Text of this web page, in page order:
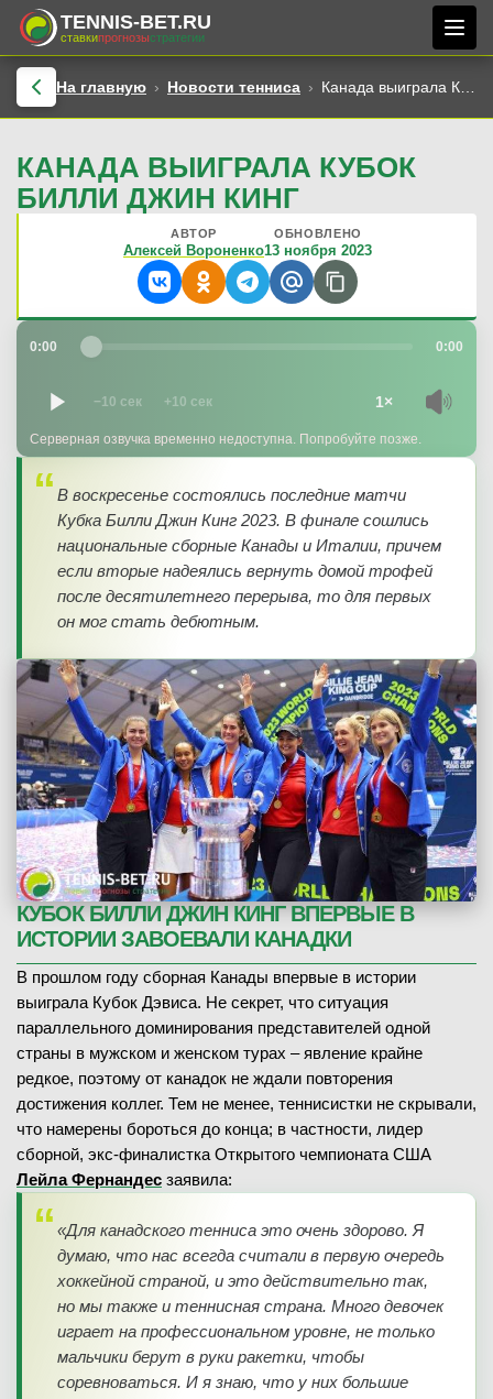
TENNIS-BET.RU
ставкипрогнозыстратегии
На главную Новости тенниса Канада выиграла Кубок Билли Джин Кинг
КАНАДА ВЫИГРАЛА КУБОК
БИЛЛИ ДЖИН КИНГ
АВТОР
Алексей Вороненко
ОБНОВЛЕНО
13 ноября 2023
0:00 0:00
−10 сек +10 сек 1×
Серверная озвучка временно недоступна. Попробуйте позже.
В воскресенье состоялись последние матчи
Кубка Билли Джин Кинг 2023. В финале сошлись
национальные сборные Канады и Италии, причем
если вторые надеялись вернуть домой трофей
после десятилетнего перерыва, то для первых
он мог стать дебютным.
КУБОК БИЛЛИ ДЖИН КИНГ ВПЕРВЫЕ В
ИСТОРИИ ЗАВОЕВАЛИ КАНАДКИ
В прошлом году сборная Канады впервые в истории
выиграла Кубок Дэвиса. Не секрет, что ситуация
параллельного доминирования представителей одной
страны в мужском и женском турах – явление крайне
редкое, поэтому от канадок не ждали повторения
достижения коллег. Тем не менее, теннисистки не скрывали,
что намерены бороться до конца; в частности, лидер
сборной, экс-финалистка Открытого чемпионата США
Лейла Фернандес заявила:
«Для канадского тенниса это очень здорово. Я
думаю, что нас всегда считали в первую очередь
хоккейной страной, и это действительно так,
но мы также и теннисная страна. Много девочек
играет на профессиональном уровне, не только
мальчики берут в руки ракетки, чтобы
соревноваться. И я знаю, что у них большие